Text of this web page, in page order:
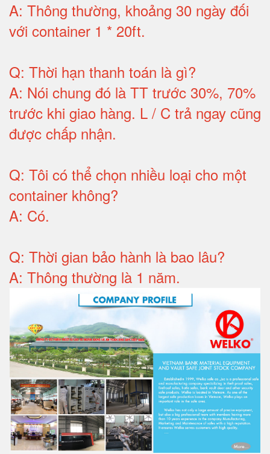
A: Thông thường, khoảng 30 ngày đối
với container 1 * 20ft.
Q: Thời hạn thanh toán là gì?
A: Nói chung đó là TT trước 30%, 70%
trước khi giao hàng. L / C trả ngay cũng
được chấp nhận.
Q: Tôi có thể chọn nhiều loại cho một
container không?
A: Có.
Q: Thời gian bảo hành là bao lâu?
A: Thông thường là 1 năm.